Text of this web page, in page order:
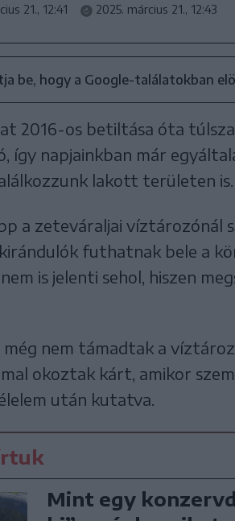
21., 12:41 2025. március 21., 12:43
be, hogy a Google-találatokban
2016-os betiltása óta
így napjainkban már
lakott területen is.
a zeteváraljai víztározónál
futhatnak bele a
is jelenti sehol, hiszen
nem támadtak a
okoztak kárt, amikor
után kutatva.
Mint egy